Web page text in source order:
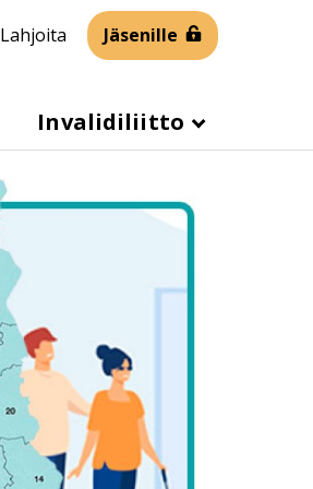
Lahjoita Jäsenille
Invalidiliitto